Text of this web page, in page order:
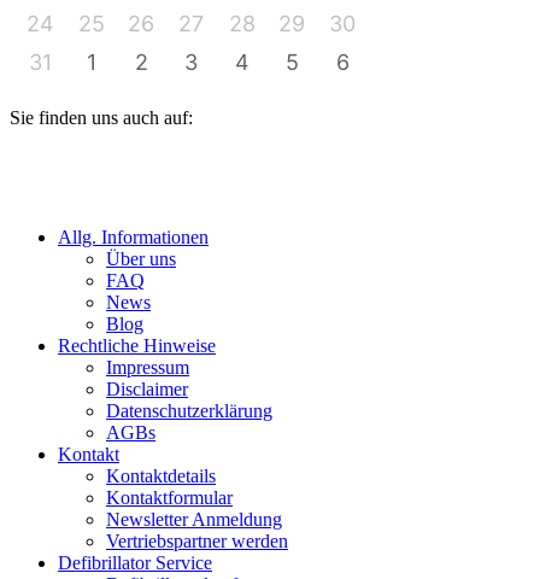
24
25 26 27 28 29
30
31
1 2 3 4 5 6
Sie finden uns auch auf:
Allg. Informationen
Über uns
FAQ
News
Blog
Rechtliche Hinweise
Impressum
Disclaimer
Datenschutzerklärung
AGBs
Kontakt
Kontaktdetails
Kontaktformular
Newsletter Anmeldung
Vertriebspartner werden
Defibrillator Service